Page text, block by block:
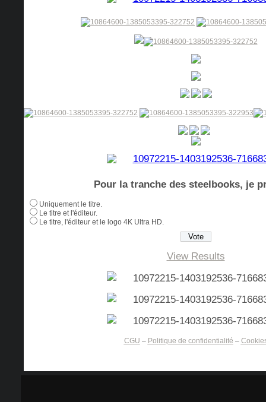
Pour la tranche des steelbooks, je
Uniquement le titre.
Le titre et l'éditeur.
Le titre, l'éditeur et le logo 4K Ultra HD.
View Results
CGU – Politique de confidentialité –